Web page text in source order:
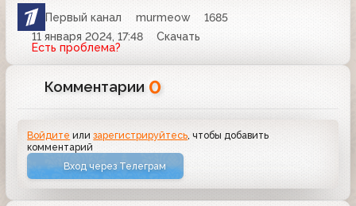
Первый канал murmeow
1685
11 января 2024, 17:48
Скачать
Есть проблема?
Комментарии 0
Войдите илизарегистрируйтесь, чтобы добавить
комментарий
Вход через Телеграм